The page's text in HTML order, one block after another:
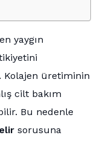
yaygın
Kolajen üretiminin
cilt bakım
Bu nedenle
sorusuna